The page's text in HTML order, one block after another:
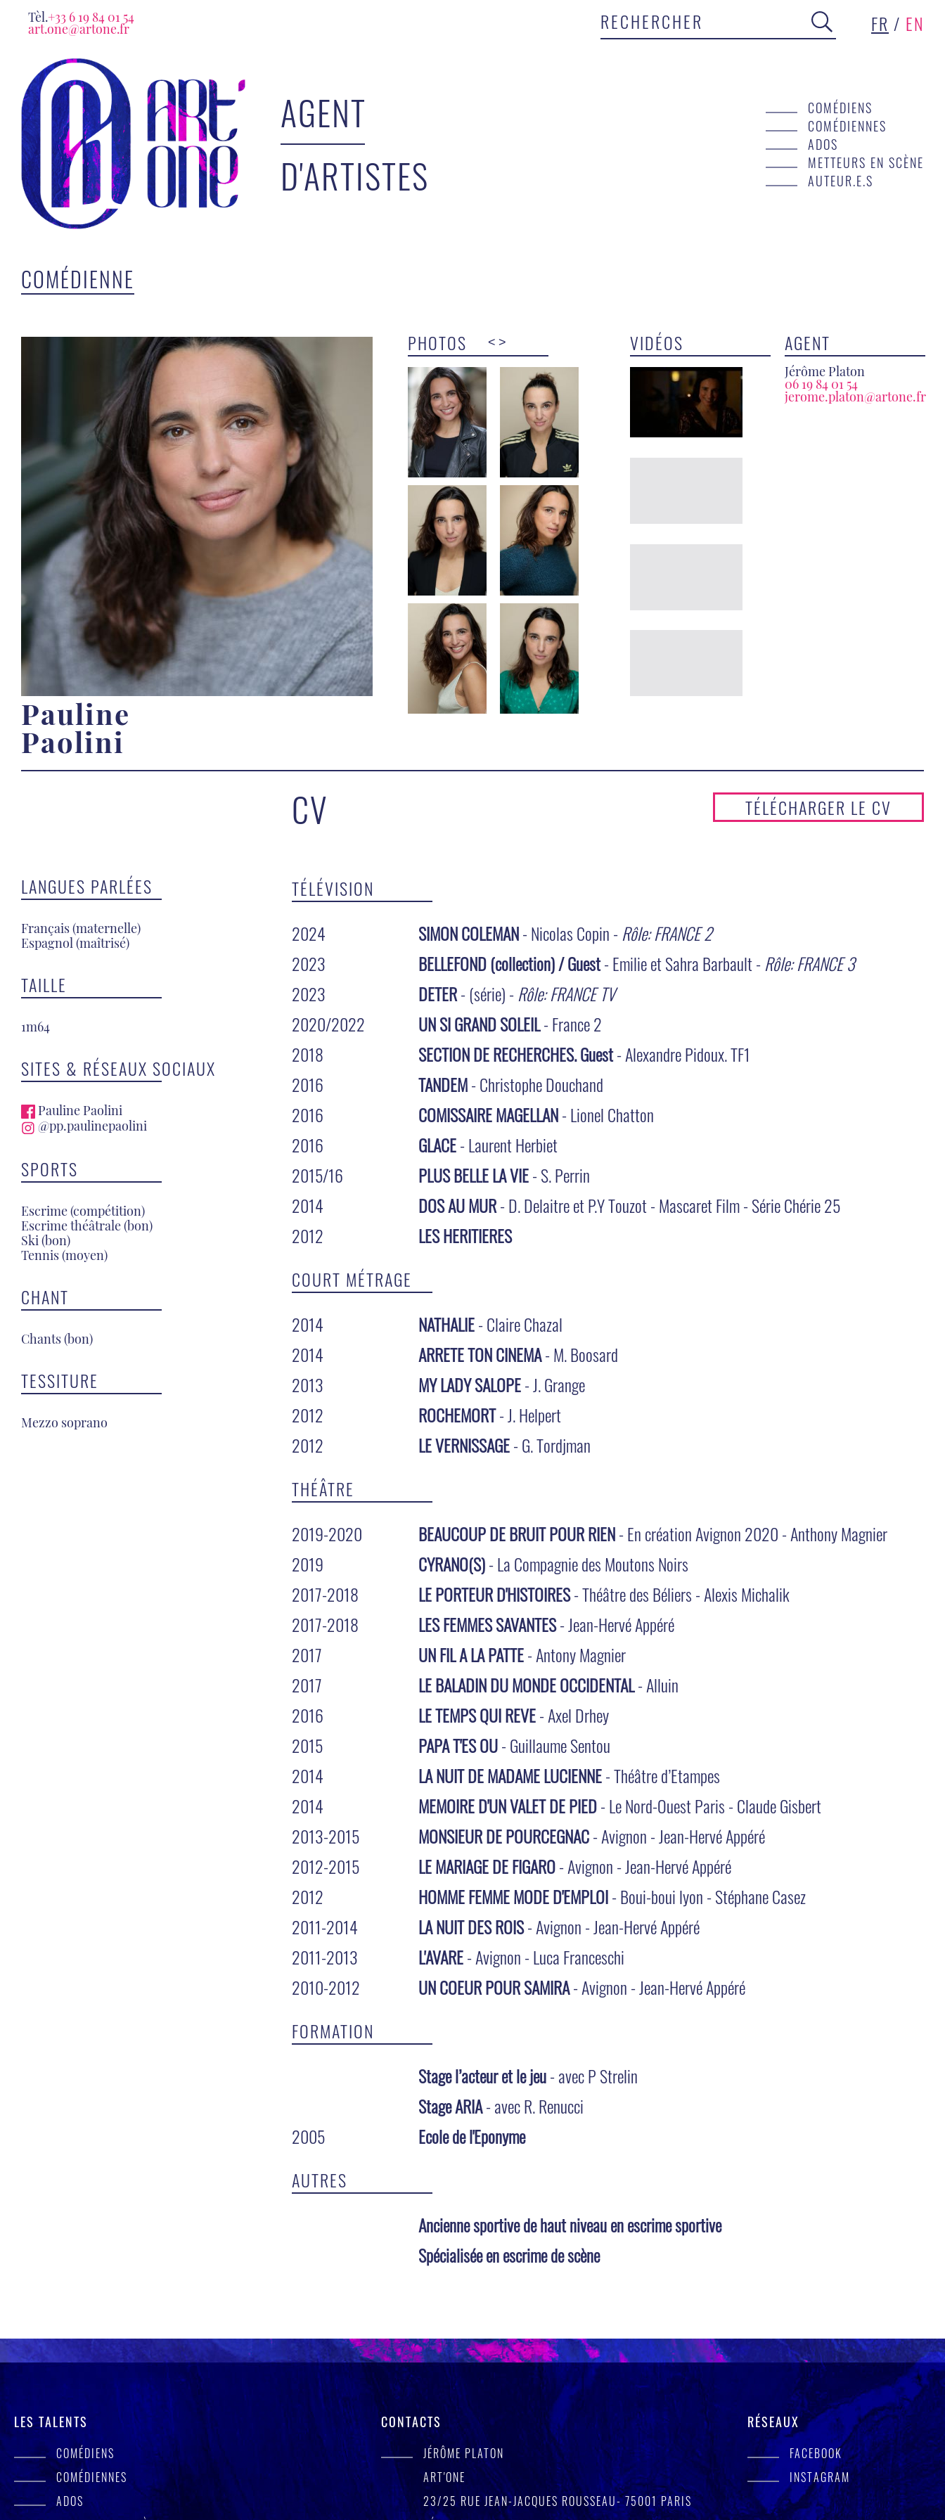
Tèl.+33 6 19 84 01 54
art.one@artone.fr FR / EN
AGENT
D'ARTISTES
COMÉDIENS
COMÉDIENNES
ADOS
METTEURS EN SCÈNE
AUTEUR.E.S
COMÉDIENNE
Pauline
Paolini
PHOTOS < > VIDÉOS AGENT
Jérôme Platon
06 19 84 01 54
jerome.platon@artone.fr
LANGUES PARLÉES
Français (maternelle)
Espagnol (maîtrisé)
TAILLE
1m64
SITES & RÉSEAUX SOCIAUX
Pauline Paolini
@pp.paulinepaolini
SPORTS
Escrime (compétition)
Escrime théâtrale (bon)
Ski (bon)
Tennis (moyen)
CHANT
Chants (bon)
TESSITURE
Mezzo soprano
CV TÉLÉCHARGER LE CV
TÉLÉVISION
2024
SIMON COLEMAN- Nicolas Copin -Rôle: FRANCE 2
2023
BELLEFOND (collection) / Guest- Emilie et Sahra Barbault -Rôle: FRANCE 3
2023
DETER- (série) -Rôle: FRANCE TV
2020/2022
UN SI GRAND SOLEIL- France 2
2018
SECTION DE RECHERCHES. Guest- Alexandre Pidoux. TF1
2016
TANDEM- Christophe Douchand
2016
COMISSAIRE MAGELLAN- Lionel Chatton
2016
GLACE- Laurent Herbiet
2015/16
PLUS BELLE LA VIE- S. Perrin
2014
DOS AU MUR- D. Delaitre et P.Y Touzot - Mascaret Film - Série Chérie 25
2012
LES HERITIERES
COURT MÉTRAGE
2014
NATHALIE- Claire Chazal
2014
ARRETE TON CINEMA- M. Boosard
2013
MY LADY SALOPE- J. Grange
2012
ROCHEMORT- J. Helpert
2012
LE VERNISSAGE- G. Tordjman
THÉÂTRE
2019-2020
BEAUCOUP DE BRUIT POUR RIEN- En création Avignon 2020 - Anthony Magnier
2019
CYRANO(S)- La Compagnie des Moutons Noirs
2017-2018
LE PORTEUR D'HISTOIRES- Théâtre des Béliers - Alexis Michalik
2017-2018
LES FEMMES SAVANTES- Jean-Hervé Appéré
2017
UN FIL A LA PATTE- Antony Magnier
2017
LE BALADIN DU MONDE OCCIDENTAL- Alluin
2016
LE TEMPS QUI REVE- Axel Drhey
2015
PAPA T'ES OU- Guillaume Sentou
2014
LA NUIT DE MADAME LUCIENNE- Théâtre d’Etampes
2014
MEMOIRE D'UN VALET DE PIED- Le Nord-Ouest Paris - Claude Gisbert
2013-2015
MONSIEUR DE POURCEGNAC- Avignon - Jean-Hervé Appéré
2012-2015
LE MARIAGE DE FIGARO- Avignon - Jean-Hervé Appéré
2012
HOMME FEMME MODE D'EMPLOI- Boui-boui lyon - Stéphane Casez
2011-2014
LA NUIT DES ROIS- Avignon - Jean-Hervé Appéré
2011-2013
L'AVARE- Avignon - Luca Franceschi
2010-2012
UN COEUR POUR SAMIRA- Avignon - Jean-Hervé Appéré
FORMATION
Stage l’acteur et le jeu- avec P Strelin
Stage ARIA- avec R. Renucci
2005
Ecole de l'Eponyme
AUTRES
Ancienne sportive de haut niveau en escrime sportive
Spécialisée en escrime de scène
LES TALENTS
COMÉDIENS
COMÉDIENNES
ADOS
CONTACTS
JÉRÔME PLATON
ART'ONE
23/25 RUE JEAN-JACQUES ROUSSEAU- 75001 PARIS
RÉSEAUX
FACEBOOK
INSTAGRAM